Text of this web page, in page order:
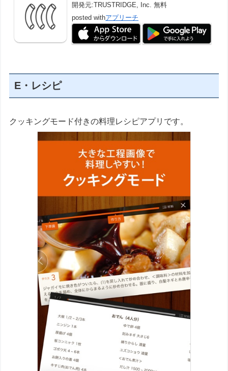
開発元:TRUSTRIDGE, Inc.
無料
posted withアプリーチ
E・レシピ
クッキングモード付きの料理レシピアプリです。